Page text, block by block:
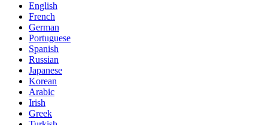
English
French
German
Portuguese
Spanish
Russian
Japanese
Korean
Arabic
Irish
Greek